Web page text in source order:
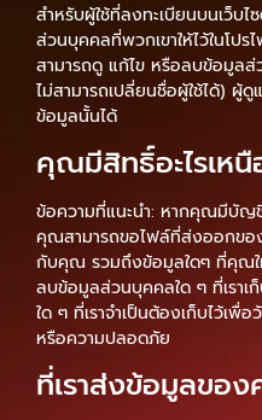
สำหรับผู้ใช้ที่ลงทะเบียนบนเว็บไ
ส่วนบุคคลที่พวกเขาให้ไว้ในโป
สามารถดู แก้ไข หรือลบข้อมูลส่
ไม่สามารถเปลี่ยนชื่อผู้ใช้ได้) ผู้ดู
ข้อมูลนั้นได้
คุณมีสิทธิ์อะไรเห
ข้อความที่แนะนำ: หากคุณมีบัญ
คุณสามารถขอไฟล์ที่ส่งออกขอ
กับคุณ รวมถึงข้อมูลใดๆ ที่คุณใ
ลบข้อมูลส่วนบุคคลใด ๆ ที่เรา
ใด ๆ ที่เราจำเป็นต้องเก็บไว้เพื่
หรือความปลอดภัย
ที่เราส่งข้อมูลขอ